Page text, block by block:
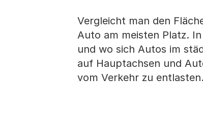
Vergleicht man den
Auto am meisten Platz.
und wo sich Autos im
auf Hauptachsen und
vom Verkehr zu entlasten.